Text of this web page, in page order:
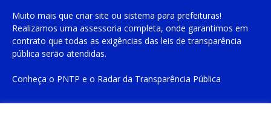
Muito mais que criar site ou sistema para prefeituras!
Realizamos uma assessoria completa, onde garantimos em
contrato que todas as exigências das leis de transparência
pública serão atendidas.
Conheça o PNTP e o Radar da Transparência Pública